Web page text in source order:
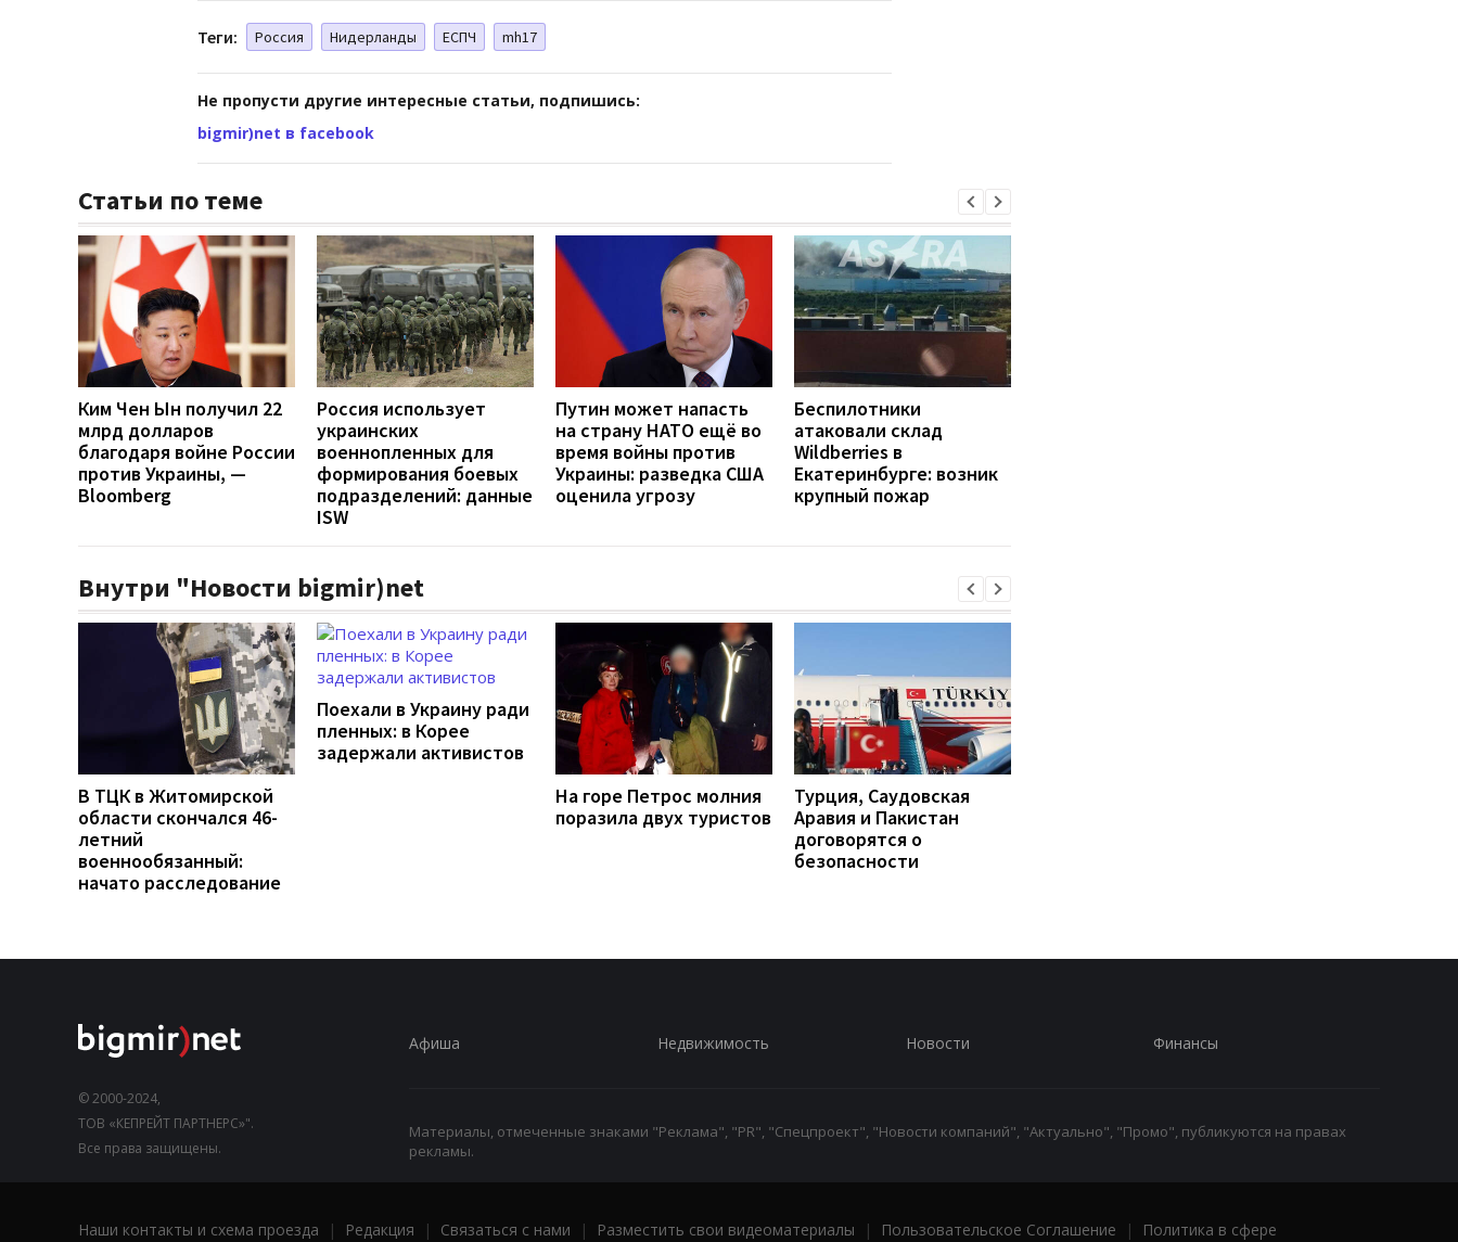
Теги: Россия Нидерланды ЕСПЧ mh17
Не пропусти другие интересные статьи, подпишись:
bigmir)net в facebook
Статьи по теме
Ким Чен Ын получил 22
млрд долларов
благодаря войне России
против Украины, —
Bloomberg
Россия использует
украинских
военнопленных для
формирования боевых
подразделений: данные
ISW
Путин может напасть
на страну НАТО ещё во
время войны против
Украины: разведка США
оценила угрозу
Беспилотники
атаковали склад
Wildberries в
Екатеринбурге: возник
крупный пожар
Внутри "Новости bigmir)net
В ТЦК в Житомирской
области скончался 46-
летний
военнообязанный:
начато расследование
Поехали в Украину ради
пленных: в Корее
задержали активистов
На горе Петрос молния
поразила двух туристов
Турция, Саудовская
Аравия и Пакистан
договорятся о
безопасности
© 2000-2024,
ТОВ «КЕПРЕЙТ ПАРТНЕРС»".
Все права защищены.
Афиша Недвижимость Новости Финансы
Материалы, отмеченные знаками "Реклама", "PR", "Спецпроект", "Новости компаний", "Актуально", "Промо", публикуются на правах
рекламы.
Наши контакты и схема проезда | Редакция | Связаться с нами | Разместить свои видеоматериалы | Пользовательское Соглашение |
Политика в сфере